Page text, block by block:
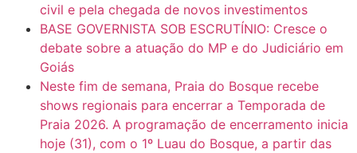
civil e pela chegada de novos investimentos
BASE GOVERNISTA SOB ESCRUTÍNIO: Cresce o
debate sobre a atuação do MP e do Judiciário em
Goiás
Neste fim de semana, Praia do Bosque recebe
shows regionais para encerrar a Temporada de
Praia 2026. A programação de encerramento inicia
hoje (31), com o 1º Luau do Bosque, a partir das